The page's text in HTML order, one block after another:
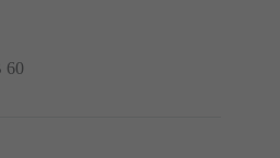
60